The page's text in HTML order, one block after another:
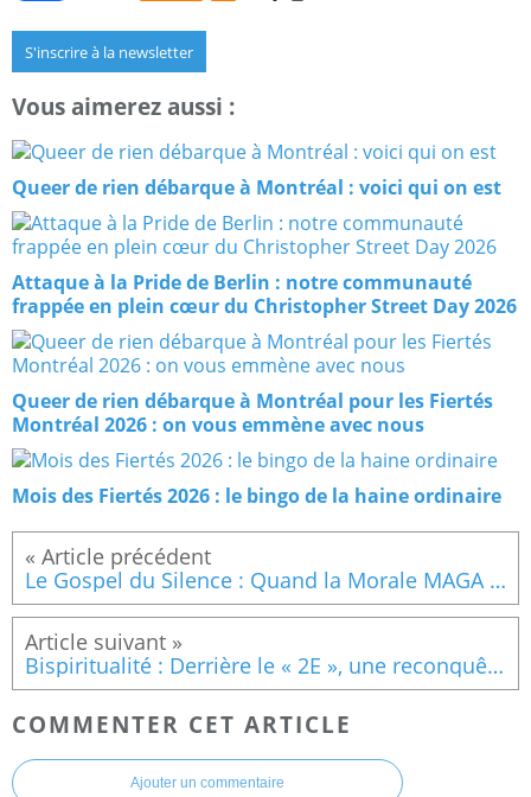
S'inscrire à la newsletter
Vous aimerez aussi :
Queer de rien débarque à Montréal : voici qui on est
Attaque à la Pride de Berlin : notre communauté
frappée en plein cœur du Christopher Street Day 2026
Queer de rien débarque à Montréal pour les Fiertés
Montréal 2026 : on vous emmène avec nous
Mois des Fiertés 2026 : le bingo de la haine ordinaire
Le Gospel du Silence : Quand la Morale MAGA se fracasse sur le Réel
Bispiritualité : Derrière le « 2E », une reconquête identitaire et sacrée
COMMENTER CET ARTICLE
Ajouter un commentaire